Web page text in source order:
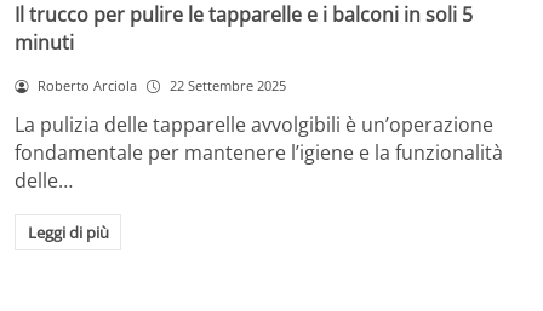
Il trucco per pulire le tapparelle e i balconi in soli 5
minuti
Roberto Arciola 22 Settembre 2025
La pulizia delle tapparelle avvolgibili è un’operazione
fondamentale per mantenere l’igiene e la funzionalità
delle…
Leggi di più